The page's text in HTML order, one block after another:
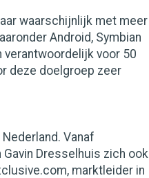
waarschijnlijk met meer
Android, Symbian
verantwoordelijk voor 50
deze doelgroep zeer
Vanaf
Dresselhuis zich ook
marktleider in